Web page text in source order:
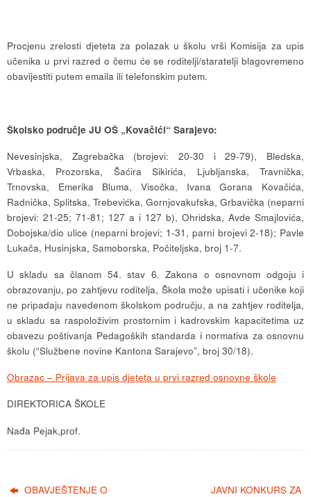
Procjenu zrelosti djeteta za polazak u školu vrši Komisija za upis
učenika u prvi razred o čemu će se roditelji/staratelji blagovremeno
obavijestiti putem emaila ili telefonskim putem.
Školsko područje JU OŠ „Kovačići“ Sarajevo:
Nevesinjska, Zagrebačka (brojevi: 20-30 i 29-79), Bledska,
Vrbaska, Prozorska, Šaćira Sikirića, Ljubljanska, Travnička,
Trnovska, Emerika Bluma, Visočka, Ivana Gorana Kovačića,
Radnička, Splitska, Trebevićka, Gornjovakufska, Grbavička (neparni
brojevi: 21-25; 71-81; 127 a i 127 b), Ohridska, Avde Smajlovića,
Dobojska/dio ulice (neparni brojevi; 1-31, parni brojevi 2-18); Pavle
Lukača, Husinjska, Samoborska, Počiteljska, broj 1-7.
U skladu sa članom 54. stav 6. Zakona o osnovnom odgoju i
obrazovanju, po zahtjevu roditelja, Škola može upisati i učenike koji
ne pripadaju navedenom školskom području, a na zahtjev roditelja,
u skladu sa raspoloživim prostornim i kadrovskim kapacitetima uz
obavezu poštivanja Pedagoških standarda i normativa za osnovnu
školu (“Službene novine Kantona Sarajevo”, broj 30/18).
Obrazac – Prijava za upis djeteta u prvi razred osnovne škole
DIREKTORICA ŠKOLE
Nađa Pejak,prof.
OBAVJEŠTENJE O JAVNI KONKURS ZA